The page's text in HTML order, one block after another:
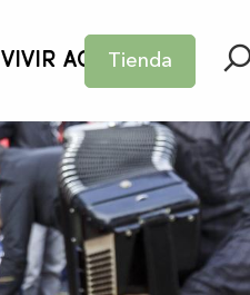
Tienda
VIVIR AQUÍ